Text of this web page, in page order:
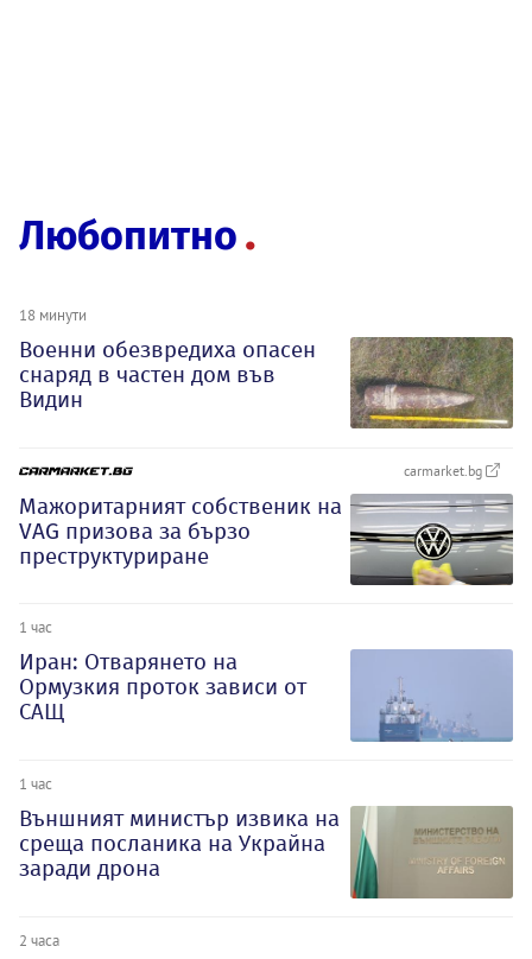
Любопитно
18 минути
Военни обезвредиха опасен
снаряд в частен дом във
Видин
carmarket.bg
Мажоритарният собственик на
VAG призова за бързо
преструктуриране
1 час
Иран: Отварянето на
Ормузкия проток зависи от
САЩ
1 час
Външният министър извика на
среща посланика на Украйна
заради дрона
2 часа